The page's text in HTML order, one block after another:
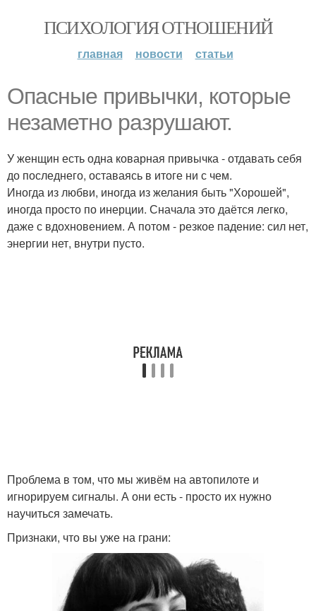
ПСИХОЛОГИЯ ОТНОШЕНИЙ
главная новости статьи
Опасные привычки, которые
незаметно разрушают.
У женщин есть одна коварная привычка - отдавать себя
до последнего, оставаясь в итоге ни с чем.
Иногда из любви, иногда из желания быть "Хорошей",
иногда просто по инерции. Сначала это даётся легко,
даже с вдохновением. А потом - резкое падение: сил нет,
энергии нет, внутри пусто.
Проблема в том, что мы живём на автопилоте и
игнорируем сигналы. А они есть - просто их нужно
научиться замечать.
Признаки, что вы уже на грани: